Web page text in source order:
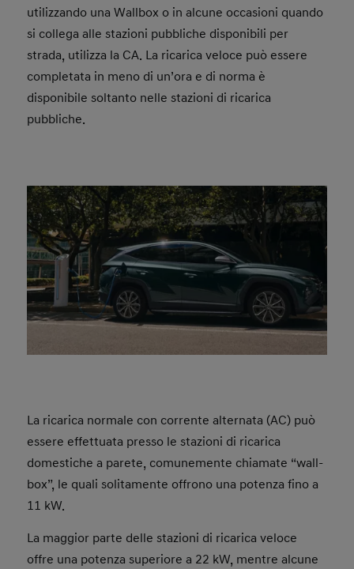
utilizzando una Wallbox o in alcune occasioni quando
si collega alle stazioni pubbliche disponibili per
strada, utilizza la CA. La ricarica veloce può essere
completata in meno di un’ora e di norma è
disponibile soltanto nelle stazioni di ricarica
pubbliche.
La ricarica normale con corrente alternata (AC) può
essere effettuata presso le stazioni di ricarica
domestiche a parete, comunemente chiamate “wall-
box”, le quali solitamente offrono una potenza fino a
11 kW.
La maggior parte delle stazioni di ricarica veloce
offre una potenza superiore a 22 kW, mentre alcune